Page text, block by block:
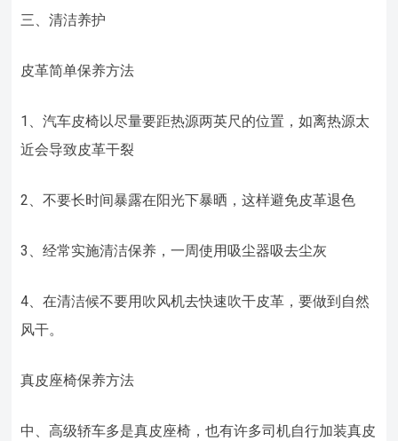
三、清洁养护
皮革简单保养方法
1、汽车皮椅以尽量要距热源两英尺的位置，如离热源太
近会导致皮革干裂
2、不要长时间暴露在阳光下暴晒，这样避免皮革退色
3、经常实施清洁保养，一周使用吸尘器吸去尘灰
4、在清洁候不要用吹风机去快速吹干皮革，要做到自然
风干。
真皮座椅保养方法
中、高级轿车多是真皮座椅，也有许多司机自行加装真皮